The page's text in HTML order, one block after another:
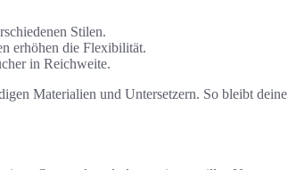
Stilen.
erhöhen die Flexibilität.
in Reichweite.
Materialien und Untersetzern. So bleibt deine